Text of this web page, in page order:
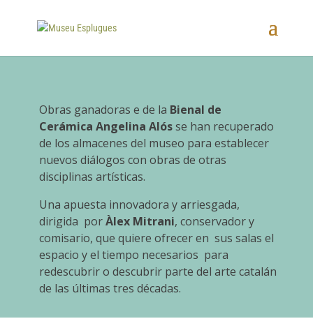
Obras ganadoras e de la Bienal de
Cerámica Angelina Alósse han recuperado
de los almacenes del museo para establecer
nuevos diálogos con obras de otras
disciplinas artísticas.
Una apuesta innovadora y arriesgada,
dirigida porÀlex Mitrani, conservador y
comisario, que quiere ofrecer en sus salas el
espacio y el tiempo necesarios para
redescubrir o descubrir parte del arte catalán
de las últimas tres décadas.